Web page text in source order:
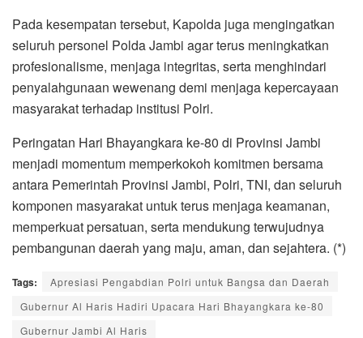
Pada kesempatan tersebut, Kapolda juga mengingatkan
seluruh personel Polda Jambi agar terus meningkatkan
profesionalisme, menjaga integritas, serta menghindari
penyalahgunaan wewenang demi menjaga kepercayaan
masyarakat terhadap institusi Polri.
Peringatan Hari Bhayangkara ke-80 di Provinsi Jambi
menjadi momentum memperkokoh komitmen bersama
antara Pemerintah Provinsi Jambi, Polri, TNI, dan seluruh
komponen masyarakat untuk terus menjaga keamanan,
memperkuat persatuan, serta mendukung terwujudnya
pembangunan daerah yang maju, aman, dan sejahtera. (*)
Tags:
Apresiasi Pengabdian Polri untuk Bangsa dan Daerah
Gubernur Al Haris Hadiri Upacara Hari Bhayangkara ke-80
Gubernur Jambi Al Haris